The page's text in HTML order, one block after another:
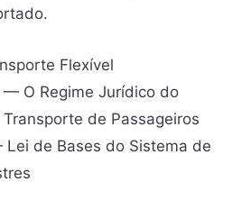
Flexível
— O Regime Jurídico do
de Passageiros
de Bases do Sistema de